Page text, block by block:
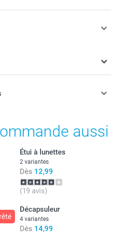
XS-S
52-54 cm
S-M
54-56 cm
M-L
aussi
Étui à lunettes
2 variantes
Dès 12,99
(19 avis)
Décapsuleur
4 variantes
Dès 14,99